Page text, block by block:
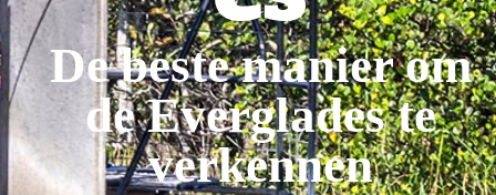
De beste manier om
de Everglades te
verkennen